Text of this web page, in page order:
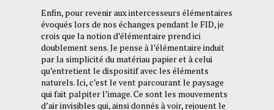
Enfin, pour revenir aux intercesseurs élémentaires
évoqués lors de nos échanges pendant le FID, je
crois que la notion d’élémentaire prend ici
doublement sens. Je pense à l’élémentaire induit
par la simplicité du matériau papier et à celui
qu’entretient le dispositif avec les éléments
naturels. Ici, c’est le vent parcourant le paysage
qui fait palpiter l’image. Ce sont les mouvements
d’air invisibles qui, ainsi donnés à voir, rejouent le